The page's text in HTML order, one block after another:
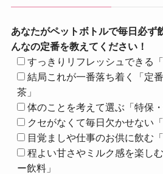
あなたがペットボトルで毎日必ず
んなの定番を教えてください！
すっきりリフレッシュできる
結局これが一番落ち着く「定
茶」
体のことを考えて選ぶ「特保
クセがなくて毎日欠かせない
目覚ましや仕事のお供に飲む
程よい甘さやミルク感を楽し
ー飲料」